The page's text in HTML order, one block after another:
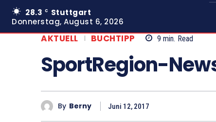
28.3 C
Stuttgart
Donnerstag, August 6, 2026
AKTUELL BUCHTIPP 9 min. Read
SportRegion-
By Berny Juni 12, 2017